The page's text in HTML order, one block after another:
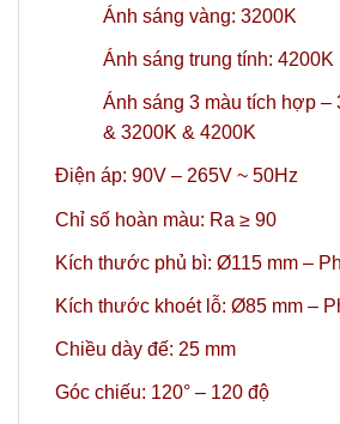
Ánh sáng vàng: 3200K
Ánh sáng trung tính: 4200K
Ánh sáng 3 màu tích hợp –
& 3200K & 4200K
Điện áp: 90V – 265V ~ 50Hz
Chỉ số hoàn màu: Ra ≥ 90
Kích thước phủ bì: Ø115 mm –
Kích thước khoét lỗ: Ø85 mm –
Chiều dày đế: 25 mm
Góc chiếu: 120° – 120 độ